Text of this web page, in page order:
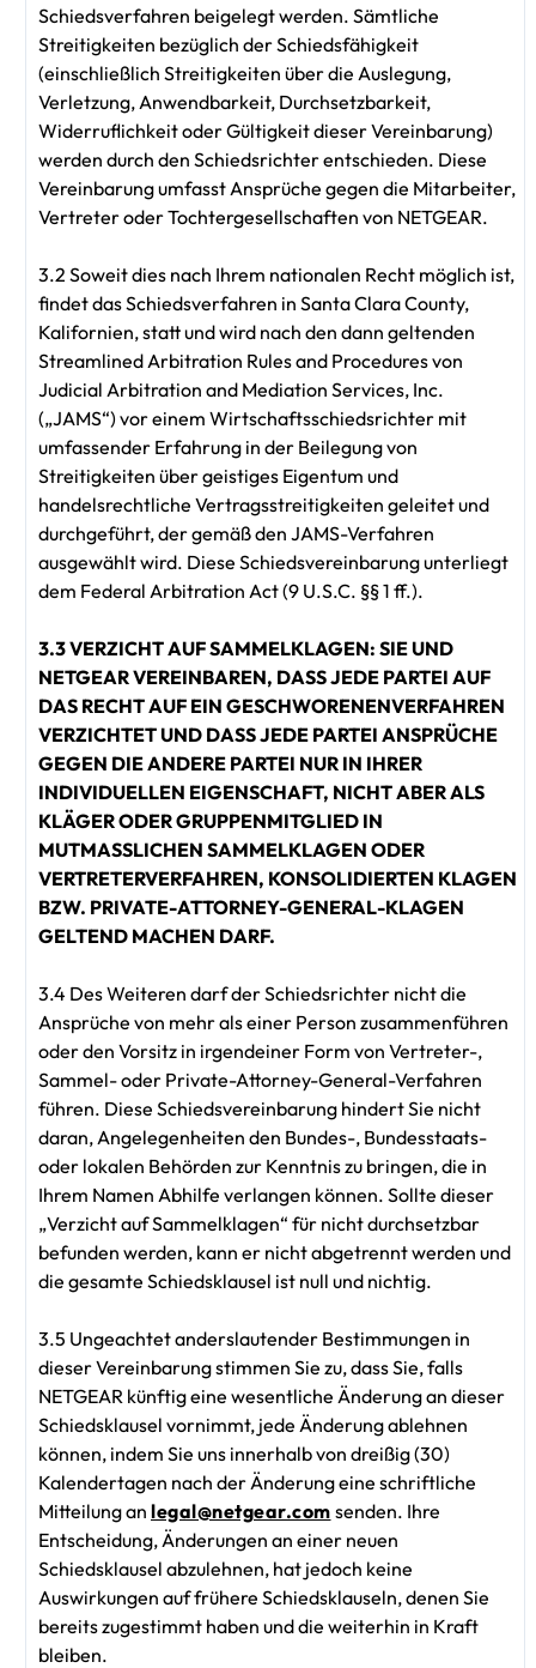
Schiedsverfahren beigelegt werden. Sämtliche
Streitigkeiten bezüglich der Schiedsfähigkeit
(einschließlich Streitigkeiten über die Auslegung,
Verletzung, Anwendbarkeit, Durchsetzbarkeit,
Widerruflichkeit oder Gültigkeit dieser Vereinbarung)
werden durch den Schiedsrichter entschieden. Diese
Vereinbarung umfasst Ansprüche gegen die Mitarbeiter,
Vertreter oder Tochtergesellschaften von NETGEAR.
3.2 Soweit dies nach Ihrem nationalen Recht möglich ist,
findet das Schiedsverfahren in Santa Clara County,
Kalifornien, statt und wird nach den dann geltenden
Streamlined Arbitration Rules and Procedures von
Judicial Arbitration and Mediation Services, Inc.
(„JAMS“) vor einem Wirtschaftsschiedsrichter mit
umfassender Erfahrung in der Beilegung von
Streitigkeiten über geistiges Eigentum und
handelsrechtliche Vertragsstreitigkeiten geleitet und
durchgeführt, der gemäß den JAMS-Verfahren
ausgewählt wird. Diese Schiedsvereinbarung unterliegt
dem Federal Arbitration Act (9 U.S.C. §§ 1 ff.).
3.3 VERZICHT AUF SAMMELKLAGEN: SIE UND
NETGEAR VEREINBAREN, DASS JEDE PARTEI AUF
DAS RECHT AUF EIN GESCHWORENENVERFAHREN
VERZICHTET UND DASS JEDE PARTEI ANSPRÜCHE
GEGEN DIE ANDERE PARTEI NUR IN IHRER
INDIVIDUELLEN EIGENSCHAFT, NICHT ABER ALS
KLÄGER ODER GRUPPENMITGLIED IN
MUTMASSLICHEN SAMMELKLAGEN ODER
VERTRETERVERFAHREN, KONSOLIDIERTEN KLAGEN
BZW. PRIVATE-ATTORNEY-GENERAL-KLAGEN
GELTEND MACHEN DARF.
3.4 Des Weiteren darf der Schiedsrichter nicht die
Ansprüche von mehr als einer Person zusammenführen
oder den Vorsitz in irgendeiner Form von Vertreter-,
Sammel- oder Private-Attorney-General-Verfahren
führen. Diese Schiedsvereinbarung hindert Sie nicht
daran, Angelegenheiten den Bundes-, Bundesstaats-
oder lokalen Behörden zur Kenntnis zu bringen, die in
Ihrem Namen Abhilfe verlangen können. Sollte dieser
„Verzicht auf Sammelklagen“ für nicht durchsetzbar
befunden werden, kann er nicht abgetrennt werden und
die gesamte Schiedsklausel ist null und nichtig.
3.5 Ungeachtet anderslautender Bestimmungen in
dieser Vereinbarung stimmen Sie zu, dass Sie, falls
NETGEAR künftig eine wesentliche Änderung an dieser
Schiedsklausel vornimmt, jede Änderung ablehnen
können, indem Sie uns innerhalb von dreißig (30)
Kalendertagen nach der Änderung eine schriftliche
Mitteilung an legal@netgear.com senden. Ihre
Entscheidung, Änderungen an einer neuen
Schiedsklausel abzulehnen, hat jedoch keine
Auswirkungen auf frühere Schiedsklauseln, denen Sie
bereits zugestimmt haben und die weiterhin in Kraft
bleiben.